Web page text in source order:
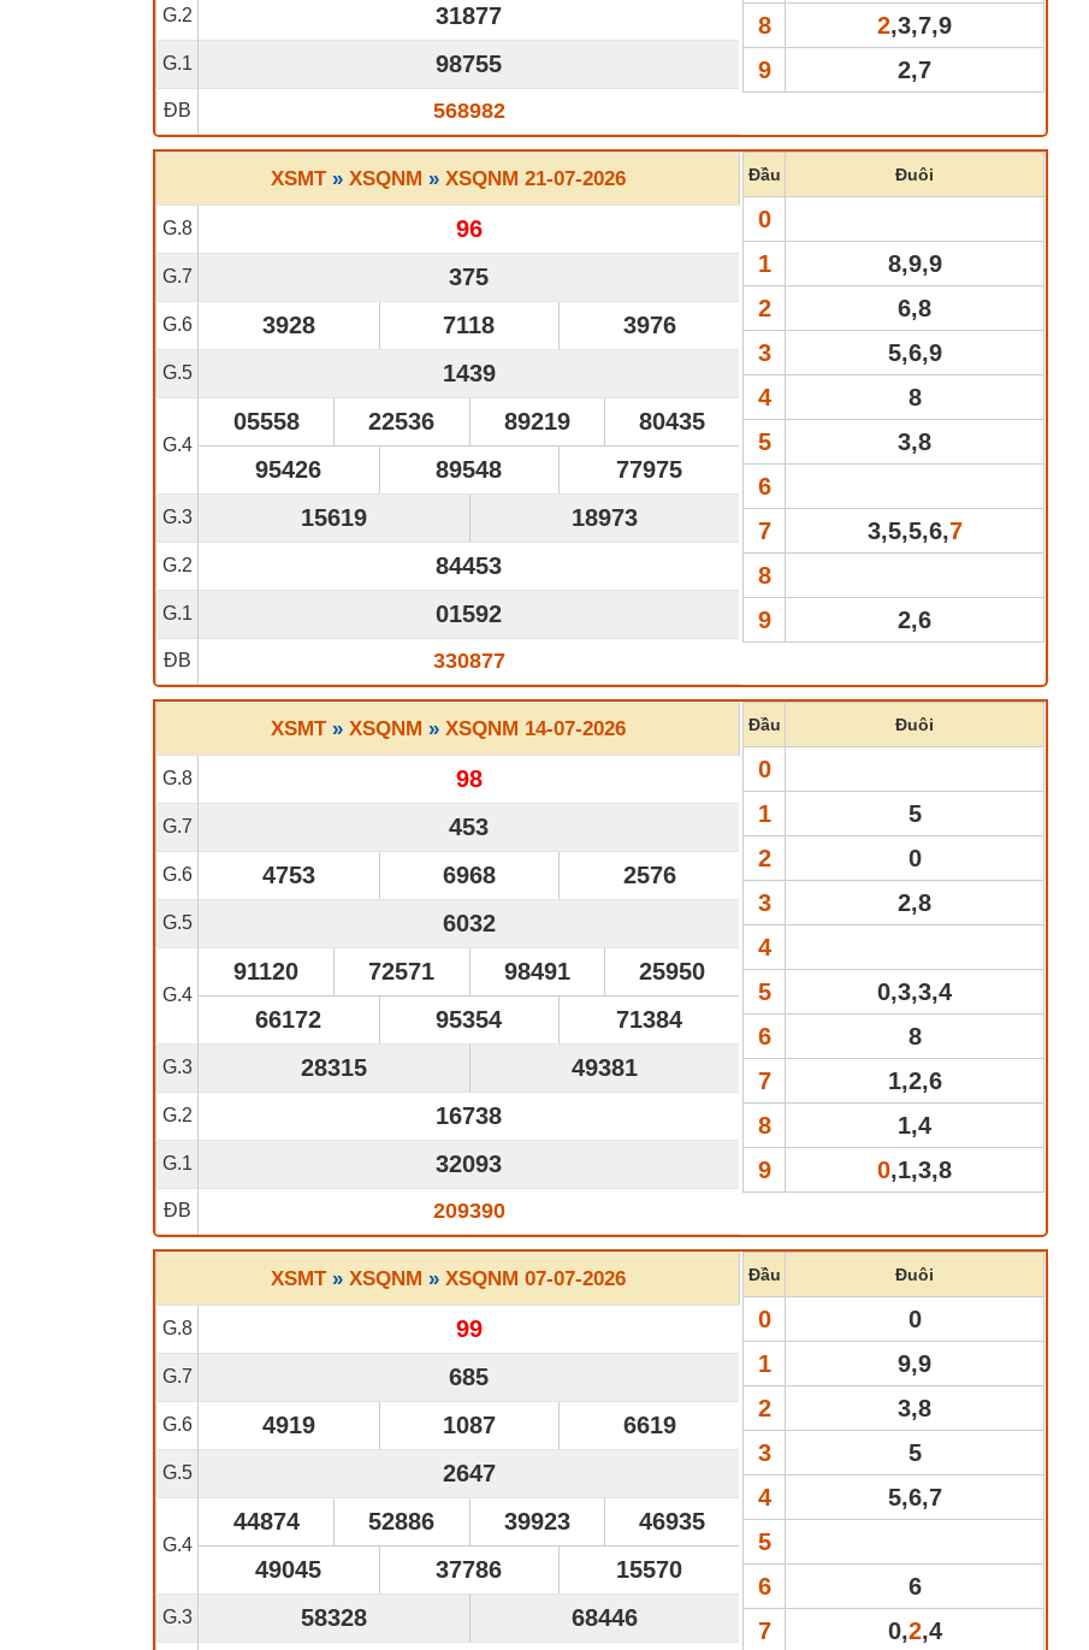
G.2 31877
G.1 98755
ĐB 568982
8
2,3,7,9
9
2,7
XSMT» XSQNM » XSQNM 21-07-2026
G.8 96
G.7 375
G.6 3928 7118 3976
G.5 1439
G.4
05558 22536 89219
80435
95426
89548 77975
G.3 15619 18973
G.2 84453
G.1 01592
ĐB 330877
Đầu Đuôi
0
1
8,9,9
2
6,8
3
5,6,9
4
8
5
3,8
6
7
3,5,5,6,7
8
9
2,6
XSMT» XSQNM » XSQNM 14-07-2026
G.8 98
G.7 453
G.6 4753 6968 2576
G.5 6032
G.4
91120 72571 98491
25950
66172
95354 71384
G.3 28315 49381
G.2 16738
G.1 32093
ĐB 209390
Đầu Đuôi
0
1
5
2
0
3
2,8
4
5
0,3,3,4
6
8
7
1,2,6
8
1,4
9
0,1,3,8
XSMT» XSQNM » XSQNM 07-07-2026
G.8 99
G.7 685
G.6 4919 1087 6619
G.5 2647
G.4
44874 52886 39923
46935
49045
37786 15570
G.3 58328 68446
Đầu Đuôi
0
0
1
9,9
2
3,8
3
5
4
5,6,7
5
6
6
7
0,2,4